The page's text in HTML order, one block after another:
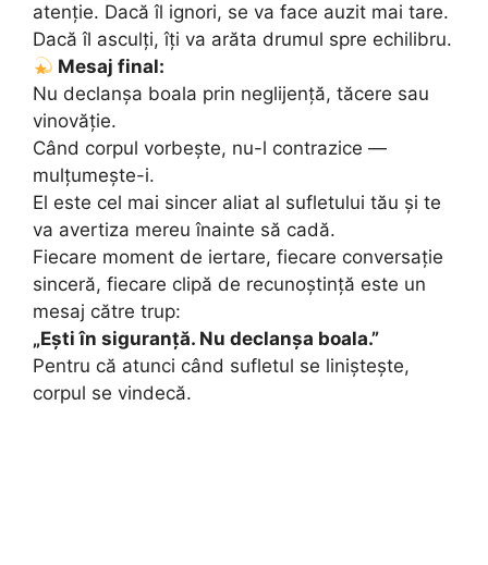
atenție. Dacă îl ignori, se va face auzit mai tare.
Dacă îl asculți, îți va arăta drumul spre echilibru.
Mesaj final:
Nu declanșa boala prin neglijență, tăcere sau
vinovăție.
Când corpul vorbește, nu-l contrazice —
mulțumește-i.
El este cel mai sincer aliat al sufletului tău și te
va avertiza mereu înainte să cadă.
Fiecare moment de iertare, fiecare conversație
sinceră, fiecare clipă de recunoștință este un
mesaj către trup:
„Ești în siguranță. Nu declanșa boala.”
Pentru că atunci când sufletul se liniștește,
corpul se vindecă.